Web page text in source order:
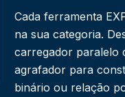
Cada ferramenta
na sua categoria.
carregador paralelo
agrafador para
binário ou relação